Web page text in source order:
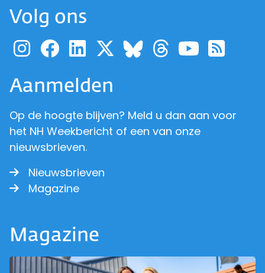
Volg ons
Ga naar de pagina van
Ga naar de pagina
Ga naar de
Ga naar de
Ga naar de
Ga naar
Ga
Aanmelden
Op de hoogte blijven? Meld u dan aan voor
het NH Weekbericht of een van onze
nieuwsbrieven.
Nieuwsbrieven
Magazine
Magazine